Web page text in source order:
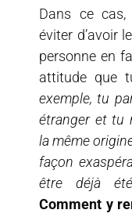
Dans ce
éviter d’avoir
personne en
attitude que
exemple, tu
étranger et tu
la même
façon
être déjà
Comment y